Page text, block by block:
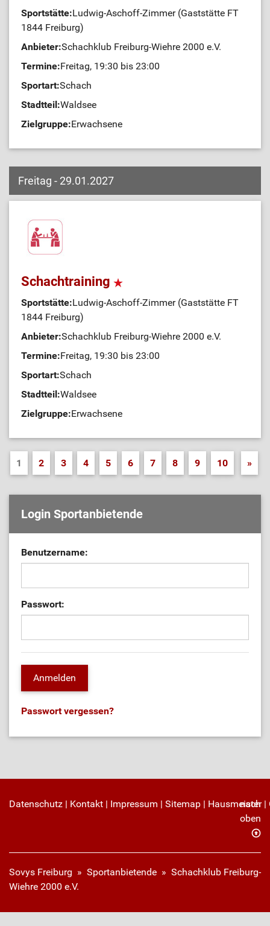
Sportstätte:Ludwig-Aschoff-Zimmer (Gaststätte FT
1844 Freiburg)
Anbieter:Schachklub Freiburg-Wiehre 2000 e.V.
Termine:Freitag, 19:30 bis 23:00
Sportart:Schach
Stadtteil:Waldsee
Zielgruppe:Erwachsene
Freitag - 29.01.2027
Schachtraining
Sportstätte:Ludwig-Aschoff-Zimmer (Gaststätte FT
1844 Freiburg)
Anbieter:Schachklub Freiburg-Wiehre 2000 e.V.
Termine:Freitag, 19:30 bis 23:00
Sportart:Schach
Stadtteil:Waldsee
Zielgruppe:Erwachsene
1 2 3 4 5 6 7 8 9 10 »
Login Sportanbietende
Benutzername:
Passwort:
Passwort vergessen?
Datenschutz | Kontakt | Impressum | Sitemap | Hausmeister|
nach
oben
Sovys Freiburg » Sportanbietende » Schachklub Freiburg-
Wiehre 2000 e.V.